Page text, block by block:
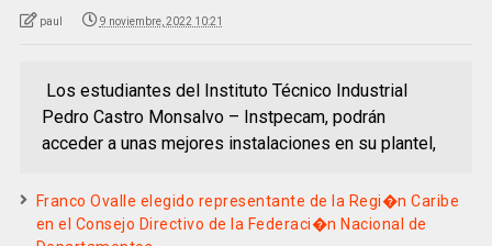
paul 9 noviembre, 2022 10:21
Los estudiantes del Instituto Técnico Industrial
Pedro Castro Monsalvo – Instpecam, podrán
acceder a unas mejores instalaciones en su plantel,
Franco Ovalle elegido representante de la Regi�n Caribe
en el Consejo Directivo de la Federaci�n Nacional de